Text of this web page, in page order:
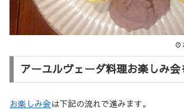
アーユルヴェーダ料理お楽しみ
お楽しみ会は下記の流れで進みます。